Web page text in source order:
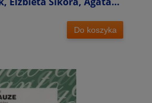
Sounds - płyta CDDo koszyka